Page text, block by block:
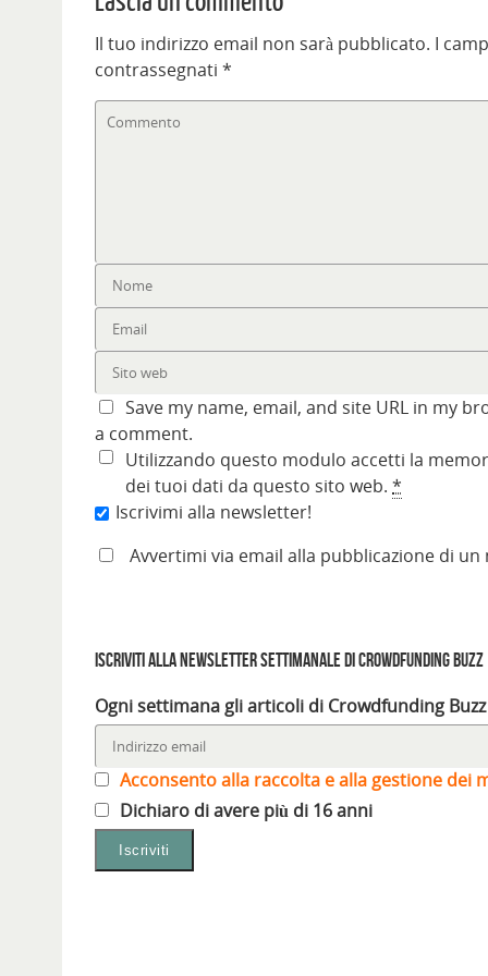
v
f
i
n
e
t
r
a
a s
r
a
)
t
a
)
Il tuo indirizzo email non sarà pubblicato. I
contrassegnati *
Save my name, email, and site URL in my
a comment.
Utilizzando questo modulo accetti la
dei tuoi dati da questo sito web. *
Iscrivimi alla newsletter!
Avvertimi via email alla pubblicazione di
Iscriviti alla Newsletter settimanale di Crowdfunding Buzz
Ogni settimana gli articoli di Crowdfunding Buzz
Acconsento alla raccolta e alla gestione dei
Dichiaro di avere più di 16 anni